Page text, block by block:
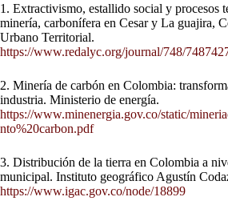
1. Extractivismo, estallido social y procesos
minería, carbonífera en Cesar y La guajira,
Urbano Territorial.
https://www.redalyc.org/journal/748/
2. Minería de carbón en Colombia:
industria. Ministerio de energía.
https://www.minenergia.gov.co/static/
nto%20carbon.pdf
3. Distribución de la tierra en Colombia a
municipal. Instituto geográfico Agustín
https://www.igac.gov.co/node/18899